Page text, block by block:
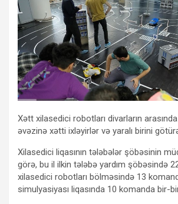
Xətt xilasedici robotları divarların
əvəzinə xətti ixləyirlər və yaralı birini
Xilasedici liqasının tələbələr şöbəsinin
görə, bu il ilkin tələbə yardım şöbəsində
xilasedici robotları bölməsində 13
simulyasiyası liqasında 10 komanda bir-